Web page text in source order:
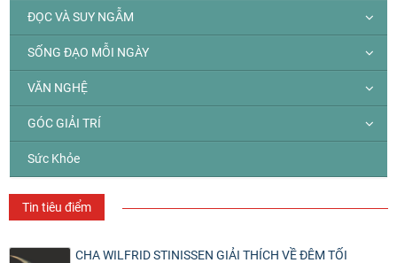
ĐỌC VÀ SUY NGẪM
SỐNG ĐẠO MỖI NGÀY
VĂN NGHỆ
GÓC GIẢI TRÍ
Sức Khỏe
Tin tiêu điểm
CHA WILFRID STINISSEN GIẢI THÍCH VỀ ĐÊM TỐI